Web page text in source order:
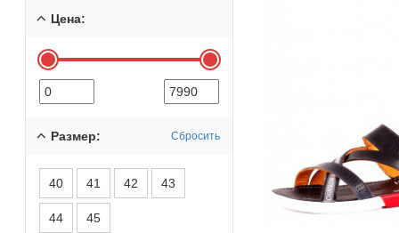
Цена:
Размер: Сбросить
40 41 42 43
44 45